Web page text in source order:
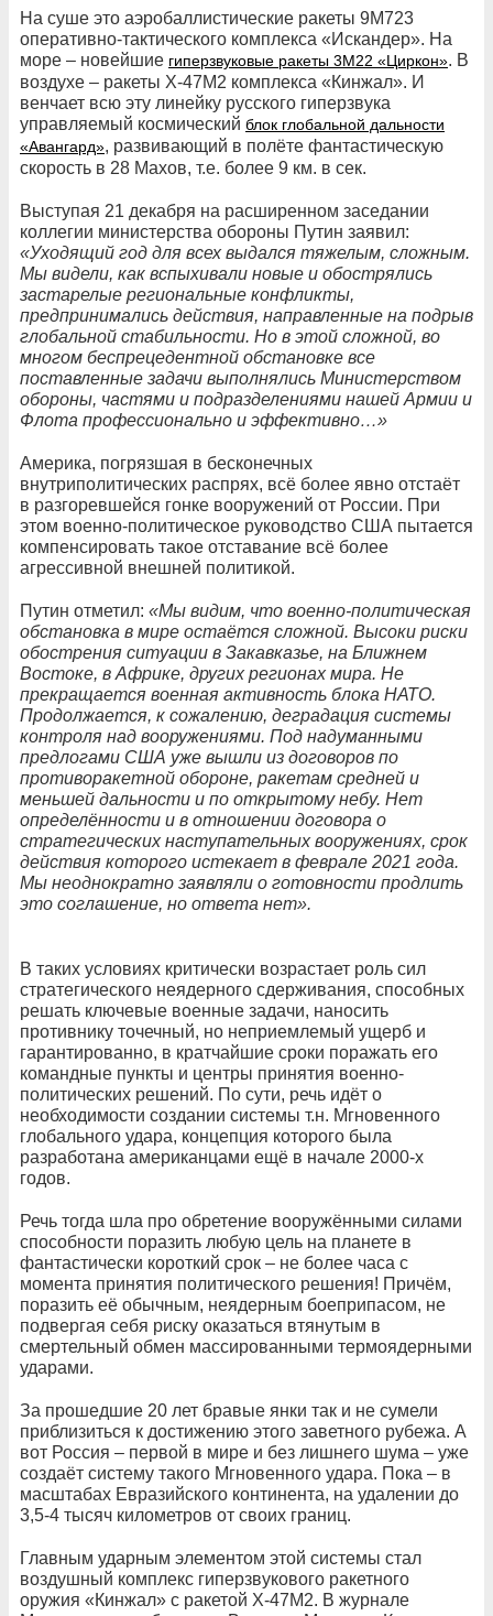
На суше это аэробаллистические ракеты 9М723
оперативно-тактического комплекса «Искандер». На
море – новейшие гиперзвуковые ракеты 3М22 «Циркон». В
воздухе – ракеты Х-47М2 комплекса «Кинжал». И
венчает всю эту линейку русского гиперзвука
управляемый космический блок глобальной дальности
«Авангард», развивающий в полёте фантастическую
скорость в 28 Махов, т.е. более 9 км. в сек.
Выступая 21 декабря на расширенном заседании
коллегии министерства обороны Путин заявил:
«Уходящий год для всех выдался тяжелым, сложным.
Мы видели, как вспыхивали новые и обострялись
застарелые региональные конфликты,
предпринимались действия, направленные на подрыв
глобальной стабильности. Но в этой сложной, во
многом беспрецедентной обстановке все
поставленные задачи выполнялись Министерством
обороны, частями и подразделениями нашей Армии и
Флота профессионально и эффективно…»
Америка, погрязшая в бесконечных
внутриполитических распрях, всё более явно отстаёт
в разгоревшейся гонке вооружений от России. При
этом военно-политическое руководство США пытается
компенсировать такое отставание всё более
агрессивной внешней политикой.
Путин отметил: «Мы видим, что военно-политическая
обстановка в мире остаётся сложной. Высоки риски
обострения ситуации в Закавказье, на Ближнем
Востоке, в Африке, других регионах мира. Не
прекращается военная активность блока НАТО.
Продолжается, к сожалению, деградация системы
контроля над вооружениями. Под надуманными
предлогами США уже вышли из договоров по
противоракетной обороне, ракетам средней и
меньшей дальности и по открытому небу. Нет
определённости и в отношении договора о
стратегических наступательных вооружениях, срок
действия которого истекает в феврале 2021 года.
Мы неоднократно заявляли о готовности продлить
это соглашение, но ответа нет».
В таких условиях критически возрастает роль сил
стратегического неядерного сдерживания, способных
решать ключевые военные задачи, наносить
противнику точечный, но неприемлемый ущерб и
гарантированно, в кратчайшие сроки поражать его
командные пункты и центры принятия военно-
политических решений. По сути, речь идёт о
необходимости создании системы т.н. Мгновенного
глобального удара, концепция которого была
разработана американцами ещё в начале 2000-х
годов.
Речь тогда шла про обретение вооружёнными силами
способности поразить любую цель на планете в
фантастически короткий срок – не более часа с
момента принятия политического решения! Причём,
поразить её обычным, неядерным боеприпасом, не
подвергая себя риску оказаться втянутым в
смертельный обмен массированными термоядерными
ударами.
За прошедшие 20 лет бравые янки так и не сумели
приблизиться к достижению этого заветного рубежа. А
вот Россия – первой в мире и без лишнего шума – уже
создаёт систему такого Мгновенного удара. Пока – в
масштабах Евразийского континента, на удалении до
3,5-4 тысяч километров от своих границ.
Главным ударным элементом этой системы стал
воздушный комплекс гиперзвукового ракетного
оружия «Кинжал» с ракетой Х-47М2. В журнале